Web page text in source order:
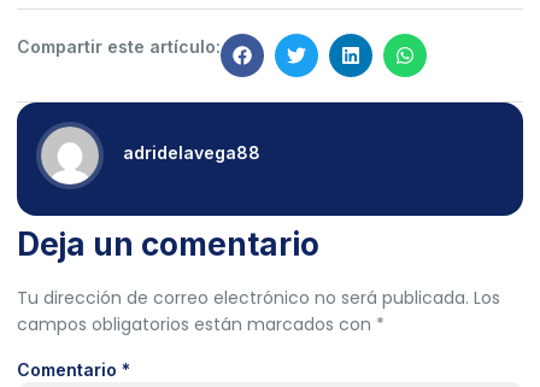
Compartir este artículo:
adridelavega88
Deja un comentario
Tu dirección de correo electrónico no será publicada. Los
campos obligatorios están marcados con *
Comentario *